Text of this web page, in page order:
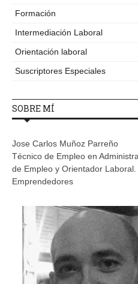
Formación
Intermediación Laboral
Orientación laboral
Suscriptores Especiales
SOBRE MÍ
Jose Carlos Muñoz Parreño
Técnico de Empleo en
de Empleo y Orientador
Emprendedores